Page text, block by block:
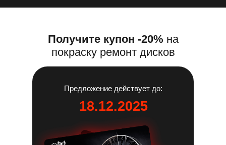
Получите купон -20% на
покраску ремонт дисков
Предложение действует до:
18.12.2025